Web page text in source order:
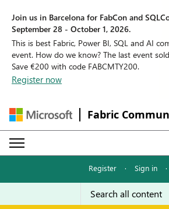
Join us in Barcelona for FabCon and
September 28 - October 1, 2026.
This is best Fabric, Power BI, SQL and AI
event. How do we know? The last event
Save €200 with code FABCMTY200.
Register now
Fabric
Register · Sign in ·